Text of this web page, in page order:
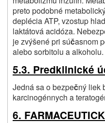
preto podobné
deplécia ATP, vzostup
laktátová acidóza.
je zvýšené pri súčasnom
alebo sorbitolu a alkoholu.
5.3. Predklinické
Jedná sa o bezpečný liek
karcinogénnych a
6.